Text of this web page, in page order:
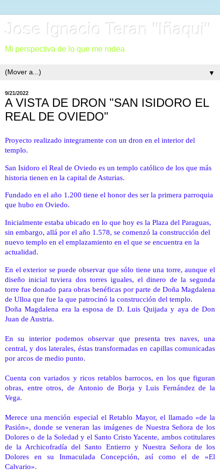
Jose Ignacio Teran "Iñaqui"
Mi perspectiva de lo que me rodea
▼
9/21/2022
A VISTA DE DRON "SAN ISIDORO EL
REAL DE OVIEDO"
Proyecto realizado integramente con un dron en el interior del
templo.
San Isidoro el Real de Oviedo es un templo católico de los que más
historia tienen en la capital de Asturias.
Fundado en el año 1.200 tiene el honor des ser la primera parroquia
que hubo en Oviedo.
Inicialmente estaba ubicado en lo que hoy es la Plaza del Paraguas,
sin embargo, allá por el año 1.578, se comenzó la construcción del
nuevo templo en el emplazamiento en el que se encuentra en la
actualidad.
En el exterior se puede observar que sólo tiene una torre, aunque el
diseño inicial tuviera dos torres iguales, el dinero de la segunda
torre fue donado para obras benéficas por parte de Doña Magdalena
de Ulloa que fue la que patrocinó la construcción del templo.
Doña Magdalena era la esposa de D. Luis Quijada y aya de Don
Juan de Austria.
En su interior podemos observar que presenta tres naves, una
central, y dos laterales, éstas transformadas en capillas comunicadas
por arcos de medio punto.
Cuenta con variados y ricos retablos barrocos, en los que figuran
obras, entre otros, de Antonio de Borja yLuis Fernández de la
Vega.
Merece una mención especial el Retablo Mayor, el llamado «de la
Pasión», donde se veneran las imágenes de Nuestra Señora de los
Dolores o de la Soledad y el Santo Cristo Yacente, ambos cotitulares
de la Archicofradía del Santo Entierro y Nuestra Señora de los
Dolores en su Inmaculada Concepción, así como el de «El
Calvario».